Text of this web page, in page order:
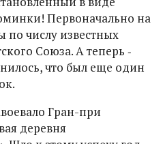
Первоначально на
по числу известных
Союза. А теперь ‑
что был еще один
Гран-при
деревня